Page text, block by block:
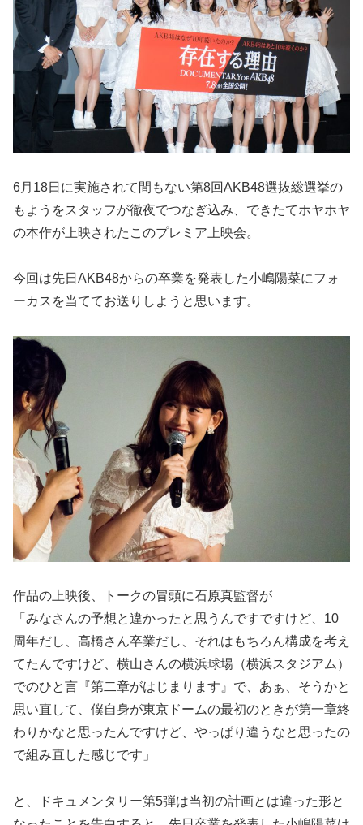
6月18日に実施されて間もない第8回AKB48選抜総選挙の
もようをスタッフが徹夜でつなぎ込み、できたてホヤホヤ
の本作が上映されたこのプレミア上映会。
今回は先日AKB48からの卒業を発表した小嶋陽菜にフォ
ーカスを当ててお送りしようと思います。
作品の上映後、トークの冒頭に石原真監督が
「みなさんの予想と違かったと思うんですですけど、10
周年だし、高橋さん卒業だし、それはもちろん構成を考え
てたんですけど、横山さんの横浜球場（横浜スタジアム）
でのひと言『第二章がはじまります』で、あぁ、そうかと
思い直して、僕自身が東京ドームの最初のときが第一章終
わりかなと思ったんですけど、やっぱり違うなと思ったの
で組み直した感じです」
と、ドキュメンタリー第5弾は当初の計画とは違った形と